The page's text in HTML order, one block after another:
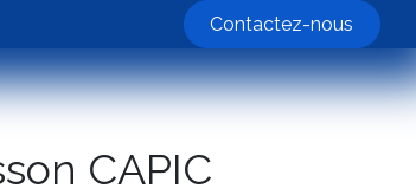
Contactez-nous
CAPIC